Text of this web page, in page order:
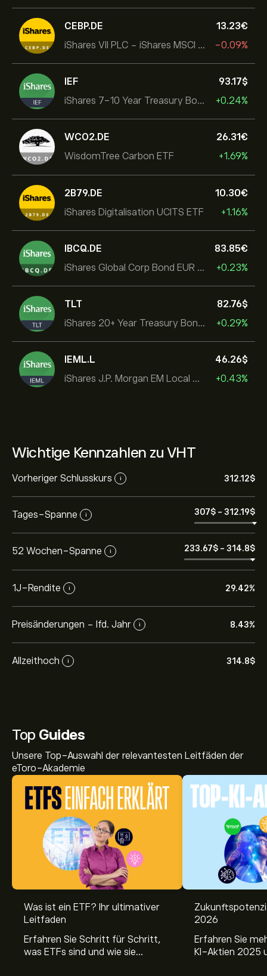
CEBP.DE
iShares VII PLC - iShares MSCI EMU USD Hedged UCITS ETF
13.23‎€‎
-0.09%
IEF
iShares 7-10 Year Treasury Bond ETF
93.17‎$‎
+0.24%
WCO2.DE
WisdomTree Carbon ETF
26.31‎€‎
+1.69%
2B79.DE
iShares Digitalisation UCITS ETF
10.30‎€‎
+1.16%
IBCQ.DE
iShares Global Corp Bond EUR Hedged UCITS ETF Dist
83.85‎€‎
+0.23%
TLT
iShares 20+ Year Treasury Bond ETF
82.76‎$‎
+0.29%
IEML.L
iShares J.P. Morgan EM Local Govt Bond UCITS ETF
46.26‎$‎
+0.43%
Wichtige Kennzahlen zu VHT
Vorheriger Schlusskurs i 312.12‎$‎
Tages-Spanne i 307‎$‎ - 312.19‎$‎
52 Wochen-Spanne i 233.67‎$‎ - 314.8‎$‎
1J-Rendite i 29.42%
Preisänderungen - lfd. Jahr i 8.43%
Allzeithoch i 314.8‎$‎
Top Guides
Unsere Top-Auswahl der relevantesten Leitfäden der
eToro-Akademie
Was ist ein ETF? Ihr ultimativer
Leitfaden
Erfahren Sie Schritt für Schritt,
was ETFs sind und wie sie
2026
Erfahren Sie
KI-Aktien 2025